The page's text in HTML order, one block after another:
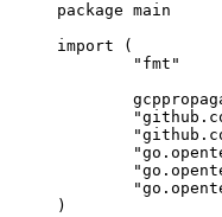
package main
import (
	"fmt"
)